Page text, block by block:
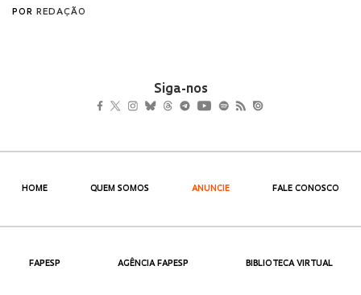
Siga-nos
HOME QUEM SOMOS ANUNCIE FALE CONOSCO
FAPESP AGÊNCIA FAPESP BIBLIOTECA VIRTUAL